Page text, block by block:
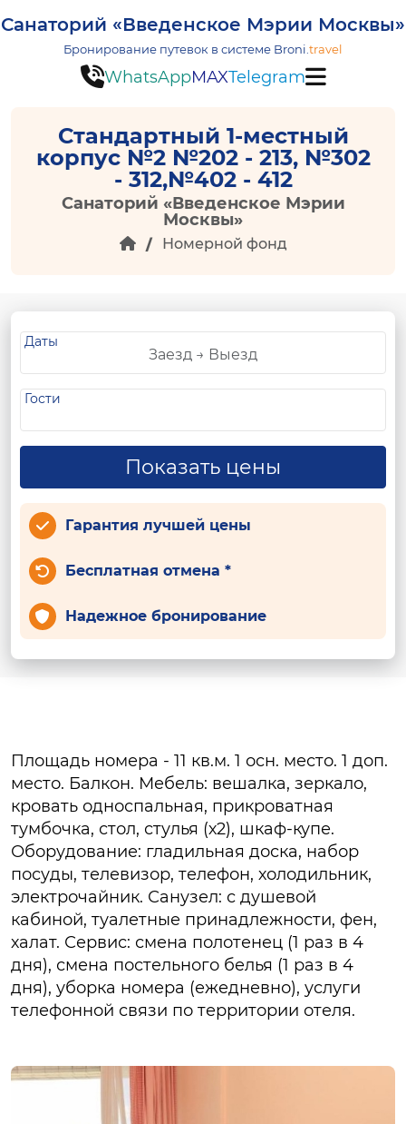
Санаторий «Введенское Мэрии Москвы»
Бронирование путевок в системе Broni. travel
WhatsAppMAXTelegram
Стандартный 1-местный
корпус №2 №202 - 213, №302
- 312,№402 - 412
Санаторий «Введенское Мэрии
Москвы»
Номерной фонд
Даты
Гости
Показать цены
Гарантия лучшей цены
Бесплатная отмена *
Надежное бронирование
Площадь номера - 11 кв.м. 1 осн. место. 1 доп.
место. Балкон. Мебель: вешалка, зеркало,
кровать односпальная, прикроватная
тумбочка, стол, стулья (х2), шкаф-купе.
Оборудование: гладильная доска, набор
посуды, телевизор, телефон, холодильник,
электрочайник. Санузел: с душевой
кабиной, туалетные принадлежности, фен,
халат. Сервис: смена полотенец (1 раз в 4
дня), смена постельного белья (1 раз в 4
дня), уборка номера (ежедневно), услуги
телефонной связи по территории отеля.